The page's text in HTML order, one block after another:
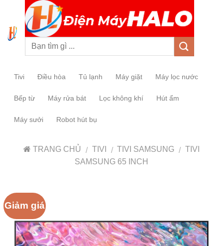
Tivi Điều hòa Tủ lạnh Máy giặt Máy lọc nước
Bếp từ Máy rửa bát Lọc không khí Hút ẩm
Máy sưởi Robot hút bụ
TRANG CHỦ / TIVI / TIVI SAMSUNG / TIVI
SAMSUNG 65 INCH
Giảm giá